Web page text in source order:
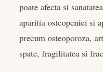
poate afecta si
aparitia osteopeniei si
precum osteoporoza,
spate, fragilitatea si